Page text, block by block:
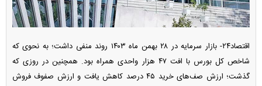
اقتصاد۲۴- بازار سرمایه در ۲۸ بهمن ماه ۱۴۰۳ روند منفی داشت؛ به نحوی که
شاخص کل بورس با افت ۴۷ هزار واحدی همراه بود. همچنین در روزی که
گذشت؛ ارزش صف‌های خرید ۴۵ درصد کاهش یافت و ارزش صفوف فروش